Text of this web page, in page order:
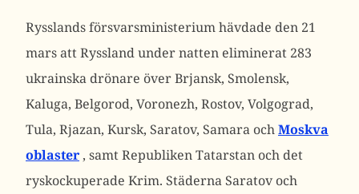
Rysslands försvarsministerium hävdade den 21
mars att Ryssland under natten eliminerat 283
ukrainska drönare över Brjansk, Smolensk,
Kaluga, Belgorod, Voronezh, Rostov, Volgograd,
Tula, Rjazan, Kursk, Saratov, Samara ochMoskva
oblaster , samt Republiken Tatarstan och det
ryskockuperade Krim. Städerna Saratov och